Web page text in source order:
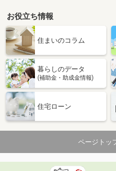
岡山県岡山市北区野田３
価 格
岡山県
専有面積 66.74m²
間取り
岡山県岡山市北区庭瀬
住 所
岡山県
専有面積 20m²
間取り
1K
岡山県岡山市北区鹿田本町
お役立ち情報
住まいのコラム
暮らしのデータ
(補助金・助成金情報)
住宅ローン
ページトッ